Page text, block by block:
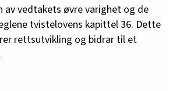
av vedtakets øvre varighet og de
tvistelovens kapittel 36. Dette
rettsutvikling og bidrar til et